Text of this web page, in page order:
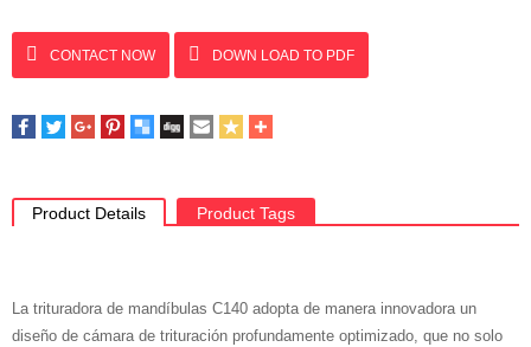
CONTACT NOW DOWN LOAD TO PDF
Product Details Product Tags
La trituradora de mandíbulas C140 adopta de manera innovadora un
diseño de cámara de trituración profundamente optimizado, que no solo